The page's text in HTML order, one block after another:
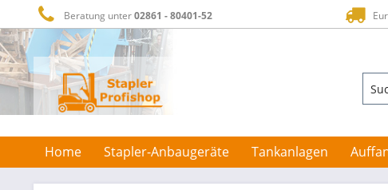
Beratung unter02861 - 80401-52
Home Stapler-Anbaugeräte Tankanlagen